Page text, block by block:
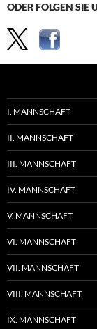
ODER FOLGEN SIE
I. MANNSCHAFT
II. MANNSCHAFT
III. MANNSCHAFT
IV. MANNSCHAFT
V. MANNSCHAFT
VI. MANNSCHAFT
VII. MANNSCHAFT
VIII. MANNSCHAFT
IX. MANNSCHAFT